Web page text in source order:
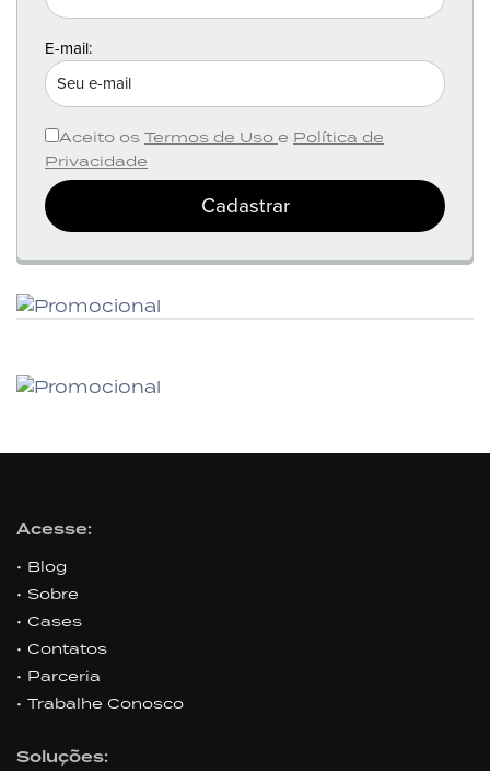
E-mail:
Aceito os Termos de Uso e Política de
Privacidade
Cadastrar
Acesse:
Blog
Sobre
Cases
Contatos
Parceria
Trabalhe Conosco
Soluções: